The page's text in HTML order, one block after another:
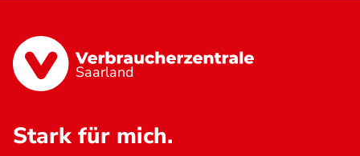
Saarland
Stark für mich.